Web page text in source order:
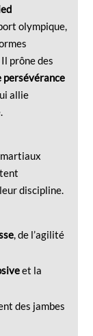
olympique,
prône des
persévérance
allie
discipline.
, de l’agilité
et la
des jambes